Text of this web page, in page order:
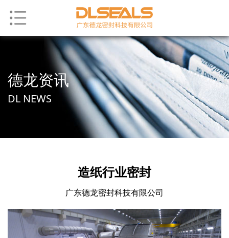
德龙资讯
DL NEWS
造纸行业密封
广东德龙密封科技有限公司